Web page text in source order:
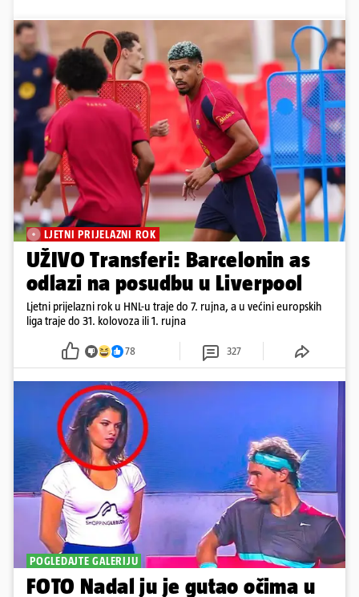
LJETNI PRIJELAZNI ROK
UŽIVO Transferi: Barcelonin as
odlazi na posudbu u Liverpool
Ljetni prijelazni rok u HNL-u traje do 7. rujna, a u većini europskih
liga traje do 31. kolovoza ili 1. rujna
78 327
POGLEDAJTE GALERIJU
FOTO Nadal ju je gutao očima u